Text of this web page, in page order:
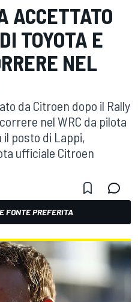
ACCETTATO
TOYOTA E
NEL
da Citroen dopo il Rally
nel WRC da pilota
posto di Lappi,
ufficiale Citroen
FONTE PREFERITA